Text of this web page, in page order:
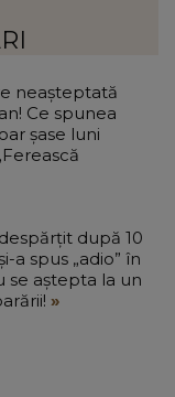
neașteptată
Ce spunea
șase luni
a spus „adio” în
se aștepta la un